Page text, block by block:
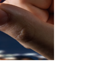
生直接影
0.2%。美光
幅。